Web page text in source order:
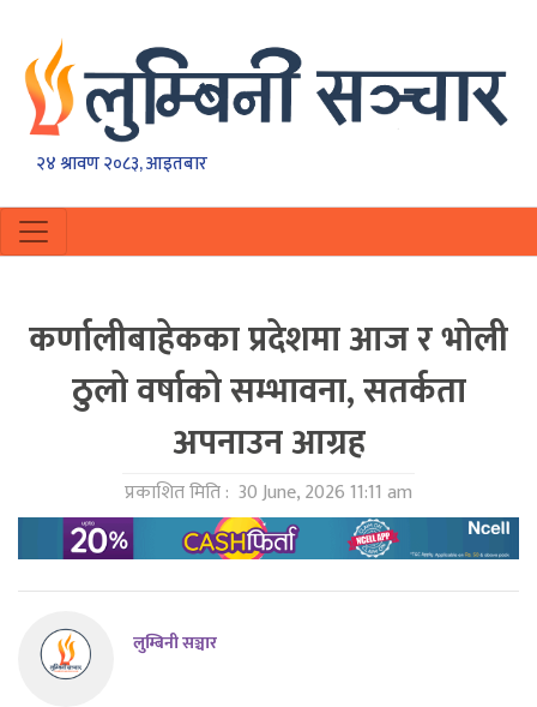
२४ श्रावण २०८३, आइतबार
कर्णालीबाहेकका प्रदेशमा आज र भोली
ठुलो वर्षाको सम्भावना, सतर्कता
अपनाउन आग्रह
प्रकाशित मिति : 30 June, 2026 11:11 am
लुम्बिनी सञ्चार